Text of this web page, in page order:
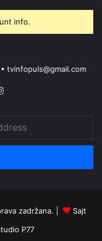
info.
tvinfopuls@gmail.com
zadržana. |
Sajt
P77